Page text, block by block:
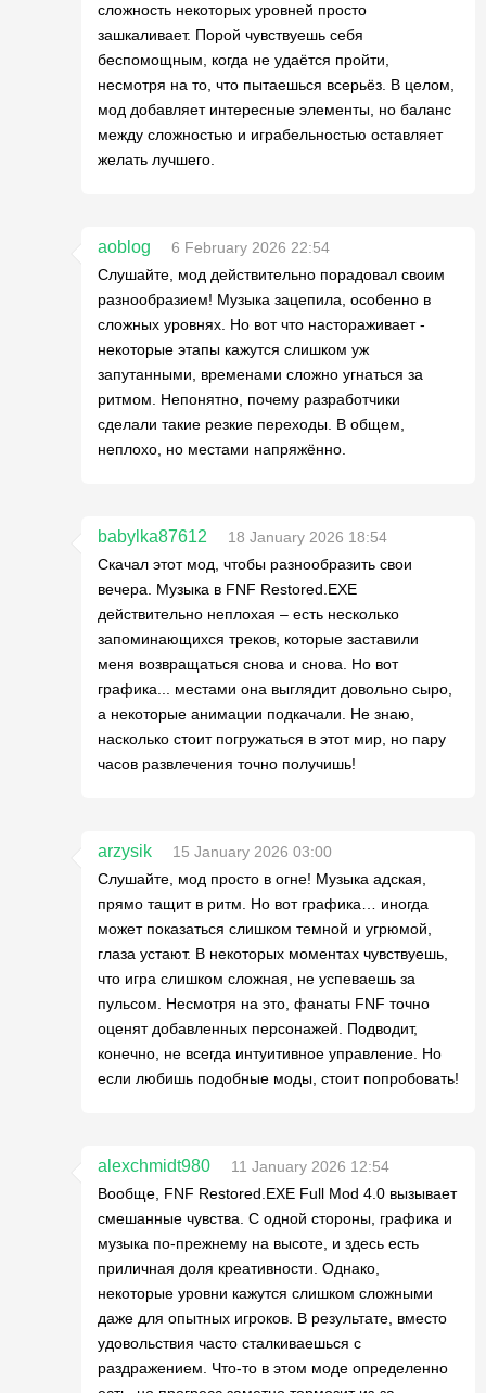
сложность некоторых уровней просто
зашкаливает. Порой чувствуешь себя
беспомощным, когда не удаётся пройти,
несмотря на то, что пытаешься всерьёз. В целом,
мод добавляет интересные элементы, но баланс
между сложностью и играбельностью оставляет
желать лучшего.
aoblog
6 February 2026 22:54
Слушайте, мод действительно порадовал своим
разнообразием! Музыка зацепила, особенно в
сложных уровнях. Но вот что настораживает -
некоторые этапы кажутся слишком уж
запутанными, временами сложно угнаться за
ритмом. Непонятно, почему разработчики
сделали такие резкие переходы. В общем,
неплохо, но местами напряжённо.
babylka87612
18 January 2026 18:54
Скачал этот мод, чтобы разнообразить свои
вечера. Музыка в FNF Restored.EXE
действительно неплохая – есть несколько
запоминающихся треков, которые заставили
меня возвращаться снова и снова. Но вот
графика... местами она выглядит довольно сыро,
а некоторые анимации подкачали. Не знаю,
насколько стоит погружаться в этот мир, но пару
часов развлечения точно получишь!
arzysik
15 January 2026 03:00
Слушайте, мод просто в огне! Музыка адская,
прямо тащит в ритм. Но вот графика… иногда
может показаться слишком темной и угрюмой,
глаза устают. В некоторых моментах чувствуешь,
что игра слишком сложная, не успеваешь за
пульсом. Несмотря на это, фанаты FNF точно
оценят добавленных персонажей. Подводит,
конечно, не всегда интуитивное управление. Но
если любишь подобные моды, стоит попробовать!
alexchmidt980
11 January 2026 12:54
Вообще, FNF Restored.EXE Full Mod 4.0 вызывает
смешанные чувства. С одной стороны, графика и
музыка по-прежнему на высоте, и здесь есть
приличная доля креативности. Однако,
некоторые уровни кажутся слишком сложными
даже для опытных игроков. В результате, вместо
удовольствия часто сталкиваешься с
раздражением. Что-то в этом моде определенно